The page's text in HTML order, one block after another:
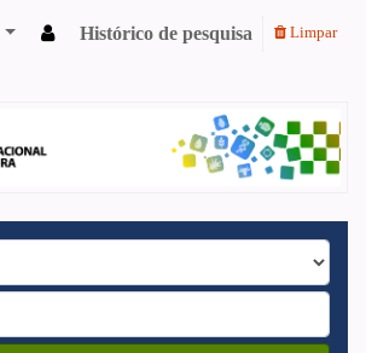
Histórico de pesquisa Limpar